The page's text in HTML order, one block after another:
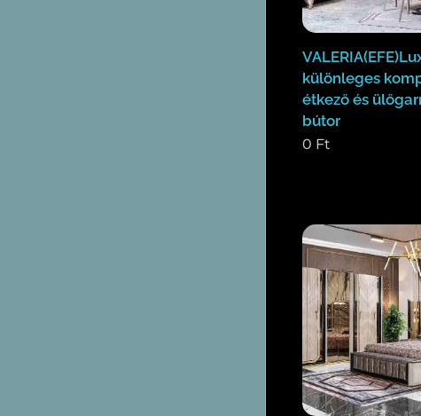
különleges
étkező és
bútor
0 Ft